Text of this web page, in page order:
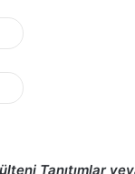
Tanıtımlar